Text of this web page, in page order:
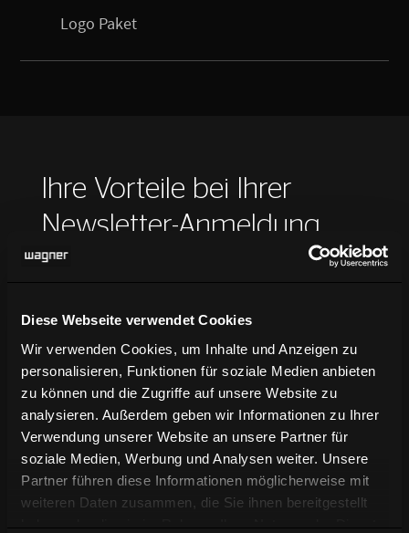
Diese Webseite verwendet Cookies
Wir verwenden Cookies, um Inhalte und Anzeigen zu
personalisieren, Funktionen für soziale Medien anbieten
zu können und die Zugriffe auf unsere Website zu
analysieren. Außerdem geben wir Informationen zu Ihrer
Verwendung unserer Website an unsere Partner für
soziale Medien, Werbung und Analysen weiter. Unsere
Partner führen diese Informationen möglicherweise mit
weiteren Daten zusammen, die Sie ihnen bereitgestellt
haben oder die sie im Rahmen Ihrer Nutzung der Dienste
Logo Paket
Ihre Vorteile bei Ihrer
Newsletter-Anmeldung
Living
N
Exklusive News über
Produktentwicklungen
N
Vorankündigungen für Messen und
Events
N
Branchennews aus Architektur und